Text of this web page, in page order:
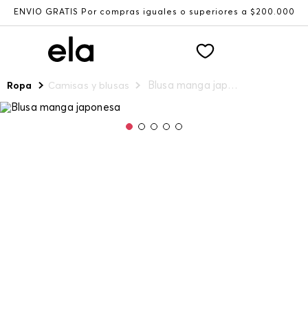
ENVÍO GRATIS Por compras iguales o superiores a $200.000
Ropa Camisas y blusas Blusa manga japonesa